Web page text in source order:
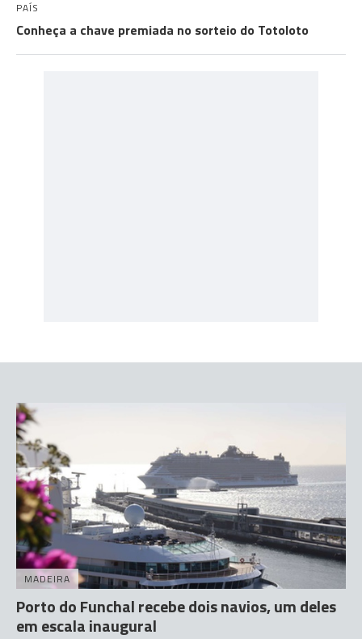
PAÍS
Conheça a chave premiada no sorteio do Totoloto
MADEIRA
Porto do Funchal recebe dois navios, um deles
em escala inaugural